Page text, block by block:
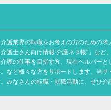
護業界の転職をお考えの方のための
護士さん向け情報"介護ネタ帳"」など
護の仕事を目指す方、現在ヘルパー
など様々な方をサポートします。当
なさんの転職・就職活動に、ぜひ介